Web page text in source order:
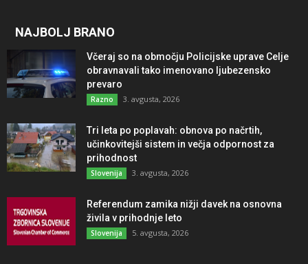
NAJBOLJ BRANO
Včeraj so na območju Policijske uprave Celje
obravnavali tako imenovano ljubezensko
prevaro
Razno 3. avgusta, 2026
Tri leta po poplavah: obnova po načrtih,
učinkovitejši sistem in večja odpornost za
prihodnost
Slovenija 3. avgusta, 2026
Referendum zamika nižji davek na osnovna
živila v prihodnje leto
Slovenija 5. avgusta, 2026